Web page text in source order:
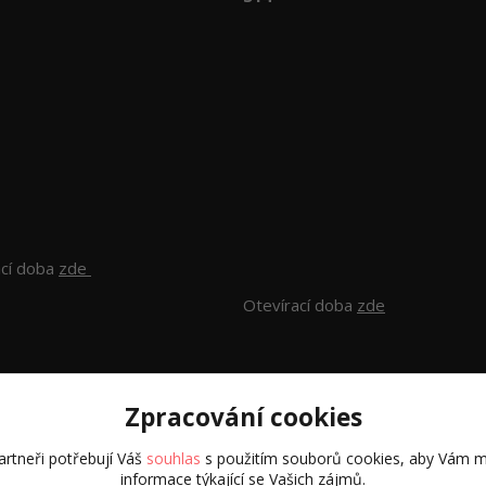
doba zde
Otevírací doba zde
Zpracování cookies
potřebují Váš souhlas s použitím souborů cookies, aby Vám
informace týkající se Vašich zájmů.